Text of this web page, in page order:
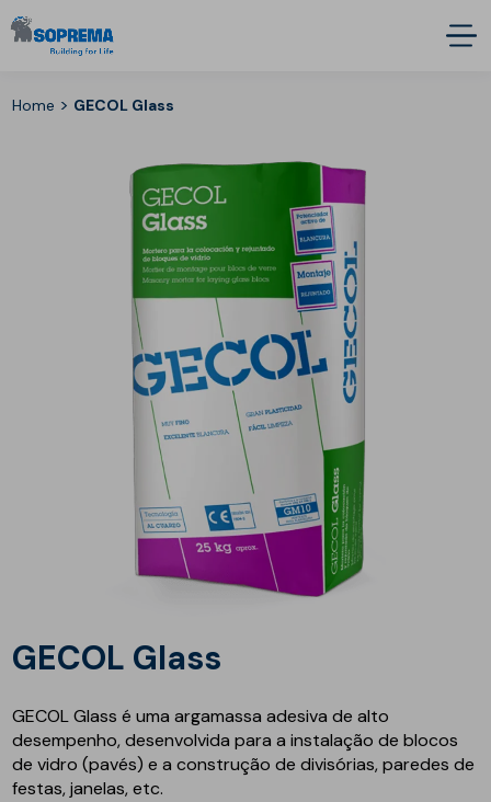
Home > GECOL Glass
GECOL Glass
GECOL Glass é uma argamassa adesiva de alto
desempenho, desenvolvida para a instalação de blocos
de vidro (pavés) e a construção de divisórias, paredes de
festas, janelas, etc.